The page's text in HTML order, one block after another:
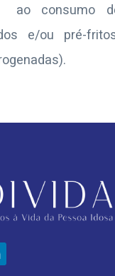
consumo
e/ou pré-